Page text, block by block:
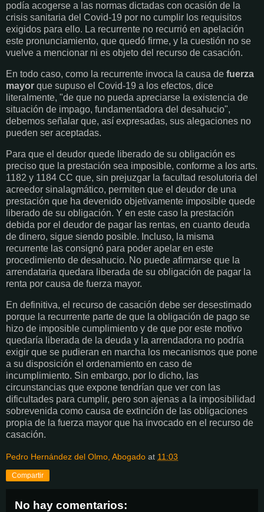
podía acogerse a las normas dictadas con ocasión de la
crisis sanitaria del Covid-19 por no cumplir los requisitos
exigidos para ello. La recurrente no recurrió en apelación
este pronunciamiento, que quedó firme, y la cuestión no se
vuelve a mencionar ni es objeto del recurso de casación.
En todo caso, como la recurrente invoca la causa de fuerza
mayor que supuso el Covid-19 a los efectos, dice
literalmente, "de que no pueda apreciarse la existencia de
situación de impago, fundamentadora del desahucio",
debemos señalar que, así expresadas, sus alegaciones no
pueden ser aceptadas.
Para que el deudor quede liberado de su obligación es
preciso que la prestación sea imposible, conforme a los arts.
1182 y 1184 CC que, sin prejuzgar la facultad resolutoria del
acreedor sinalagmático, permiten que el deudor de una
prestación que ha devenido objetivamente imposible quede
liberado de su obligación. Y en este caso la prestación
debida por el deudor de pagar las rentas, en cuanto deuda
de dinero, sigue siendo posible. Incluso, la misma
recurrente las consignó para poder apelar en este
procedimiento de desahucio. No puede afirmarse que la
arrendataria quedara liberada de su obligación de pagar la
renta por causa de fuerza mayor.
En definitiva, el recurso de casación debe ser desestimado
porque la recurrente parte de que la obligación de pago se
hizo de imposible cumplimiento y de que por este motivo
quedaría liberada de la deuda y la arrendadora no podría
exigir que se pudieran en marcha los mecanismos que pone
a su disposición el ordenamiento en caso de
incumplimiento. Sin embargo, por lo dicho, las
circunstancias que expone tendrían que ver con las
dificultades para cumplir, pero son ajenas a la imposibilidad
sobrevenida como causa de extinción de las obligaciones
propia de la fuerza mayor que ha invocado en el recurso de
casación.
Pedro Hernández del Olmo, Abogado at 11:03
Compartir
No hay comentarios: